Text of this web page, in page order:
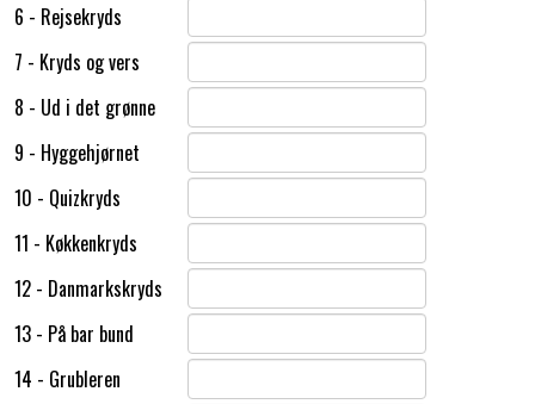
6 - Rejsekryds
7 - Kryds og vers
8 - Ud i det grønne
9 - Hyggehjørnet
10 - Quizkryds
11 - Køkkenkryds
12 - Danmarkskryds
13 - På bar bund
14 - Grubleren